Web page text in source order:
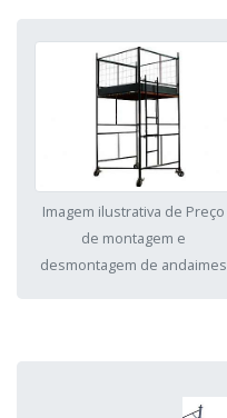
Imagem ilustrativa de Preço
de montagem e
desmontagem de andaimes